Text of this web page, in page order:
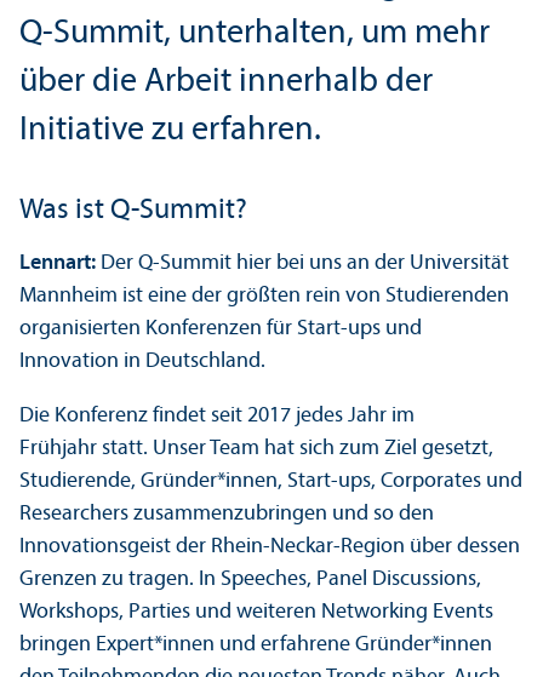
Q-Summit, unter­halten, um mehr
über die Arbeit innerhalb der
Initiative zu erfahren.
Was ist Q-Summit?
Lennart: Der Q-Summit hier bei uns an der Universität
Mannheim ist eine der größten rein von Studierenden
organisierten Konferenzen für Start-ups und
Innovation in Deutschland.
Die Konferenz findet seit 2017 jedes Jahr im
Frühjahr statt. Unser Team hat sich zum Ziel gesetzt,
Studierende, Gründer*innen, Start-ups, Corporates und
Researchers zusammenzubringen und so den
Innovations­geist der Rhein-Neckar-Region über dessen
Grenzen zu tragen. In Speeches, Panel Discussions,
Workshops, Parties und weiteren Networking Events
bringen Expert*innen und erfahrene Gründer*innen